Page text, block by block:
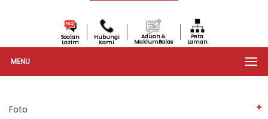
Soalan
Lazim
Hubungi
Kami
Aduan &
MaklumBalas
Peta
Laman
MENU
Foto